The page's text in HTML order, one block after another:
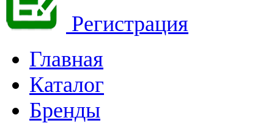
Регистрация
Главная
Каталог
Бренды